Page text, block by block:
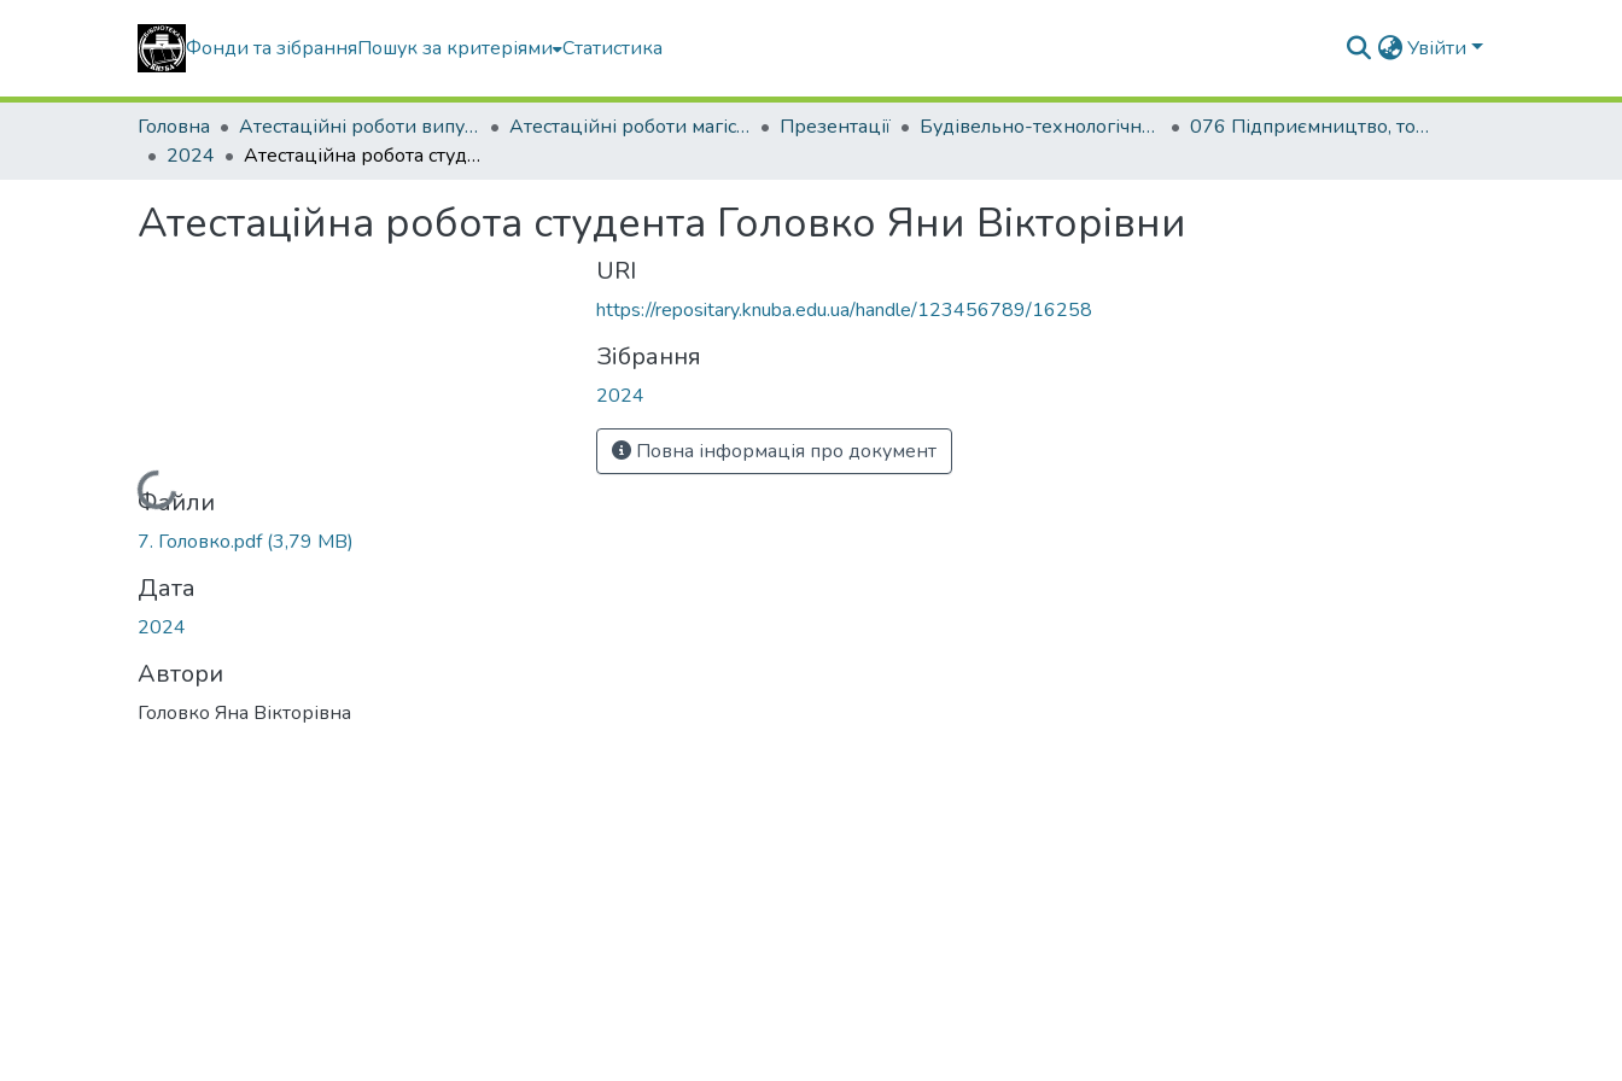
Фонди та зібранняПошук за критеріями Статистика Увійти
Головна Атестаційні роботи випускників Атестаційні роботи магістрів Презентації Будівельно-технологічний факультет
076 Підприємництво, торгівля та біржова діяльність. Товарознавство і комерційна діяльність
2024
Атестаційна робота студента Головко Яни Вікторівни
Атестаційна робота студента Головко Яни Вікторівни
Вантажиться...
Файли
7. Головко.pdf(3,79 MB)
Дата
2024
Автори
Головко Яна Вікторівна
URI
https://repositary.knuba.edu.ua/handle/123456789/16258
Зібрання
2024
Повна інформація про документ